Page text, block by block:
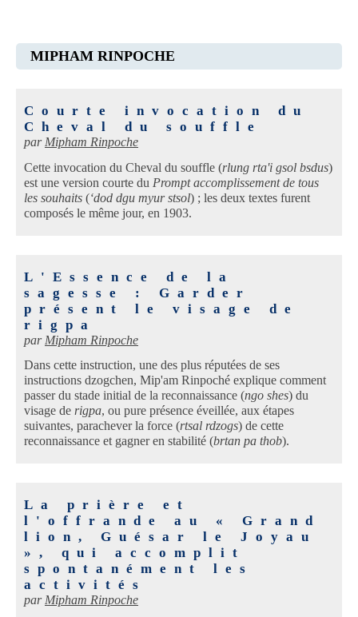
MIPHAM RINPOCHE
Courte invocation du
Cheval du souffle
parMipham Rinpoche
Cette invocation du Cheval du souffle (rlung rta'i gsol bsdus)
est une version courte du Prompt accomplissement de tous
les souhaits (‘dod dgu myur stsol) ; les deux textes furent
composés le même jour, en 1903.
L'Essence de la
sagesse : Garder
présent le visage de
rigpa
par Mipham Rinpoche
Dans cette instruction, une des plus réputées de ses
instructions dzogchen, Mip'am Rinpoché explique comment
passer du stade initial de la reconnaissance (ngo shes) du
visage de rigpa, ou pure présence éveillée, aux étapes
suivantes, parachever la force (rtsal rdzogs) de cette
reconnaissance et gagner en stabilité (brtan pa thob).
La prière et
l'offrande au « Grand
lion, Guésar le Joyau
», qui accomplit
spontanément les
activités
parMipham Rinpoche